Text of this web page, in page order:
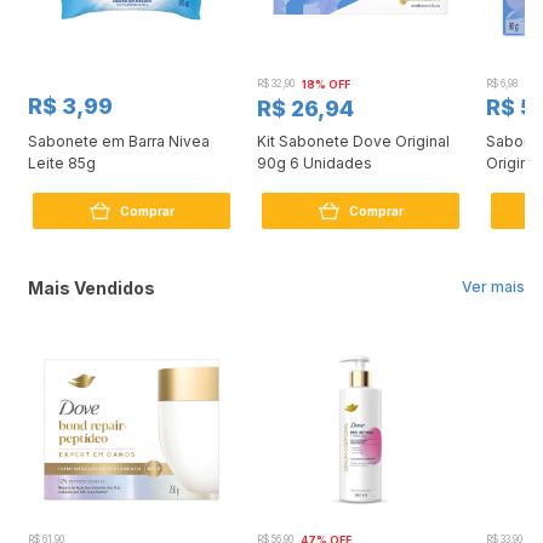
R$ 3,99
Sabonete em Barra Nivea
Leite 85g
Comprar
R$ 32,90 18% OFF
R$ 26,94
Kit Sabonete Dove Original
90g 6 Unidades
Comprar
R$ 6,98
R$
Ver mais
Mais Vendidos
R$ 61,90 R$ 56,90 47% OFF R$ 33,90